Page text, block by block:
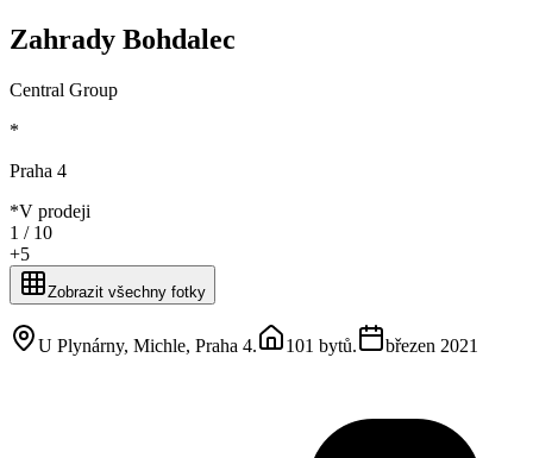
Zahrady Bohdalec
Central Group
*
Praha 4
*V prodeji
1 / 10
+5
Zobrazit všechny fotky
U Plynárny, Michle, Praha 4. 101 bytů. březen 2021